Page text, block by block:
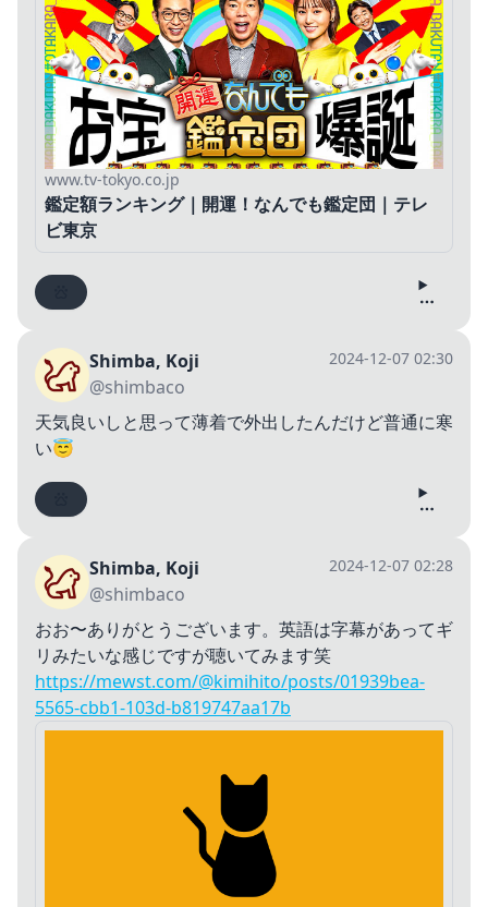
www.tv-tokyo.co.jp
鑑定額ランキング｜開運！なんでも鑑定団｜テレ
ビ東京
Shimba, Koji
@shimbaco
2024-12-07 02:30
天気良いしと思って薄着で外出したんだけど普通に寒
い😇
Shimba, Koji
@shimbaco
2024-12-07 02:28
おお〜ありがとうございます。英語は字幕があってギ
リみたいな感じですが聴いてみます笑
https://mewst.com/@kimihito/posts/01939bea-
5565-cbb1-103d-b819747aa17b